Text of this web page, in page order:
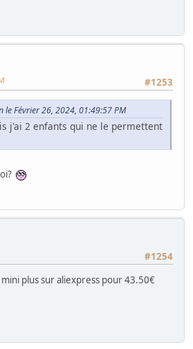
#1253
le Février 26, 2024, 01:49:57 PM
j'ai 2 enfants qui ne le permettent
#1254
plus sur aliexpress pour 43.50€